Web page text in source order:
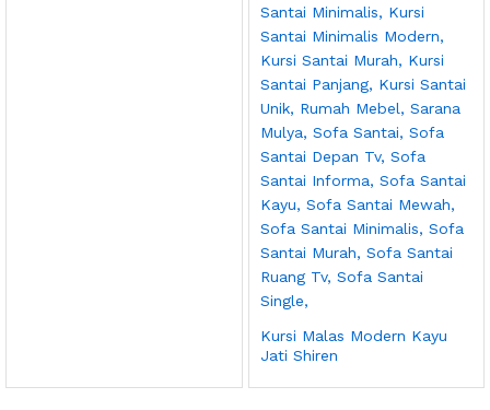
Kursi Malas Modern Kayu
Jati Shiren